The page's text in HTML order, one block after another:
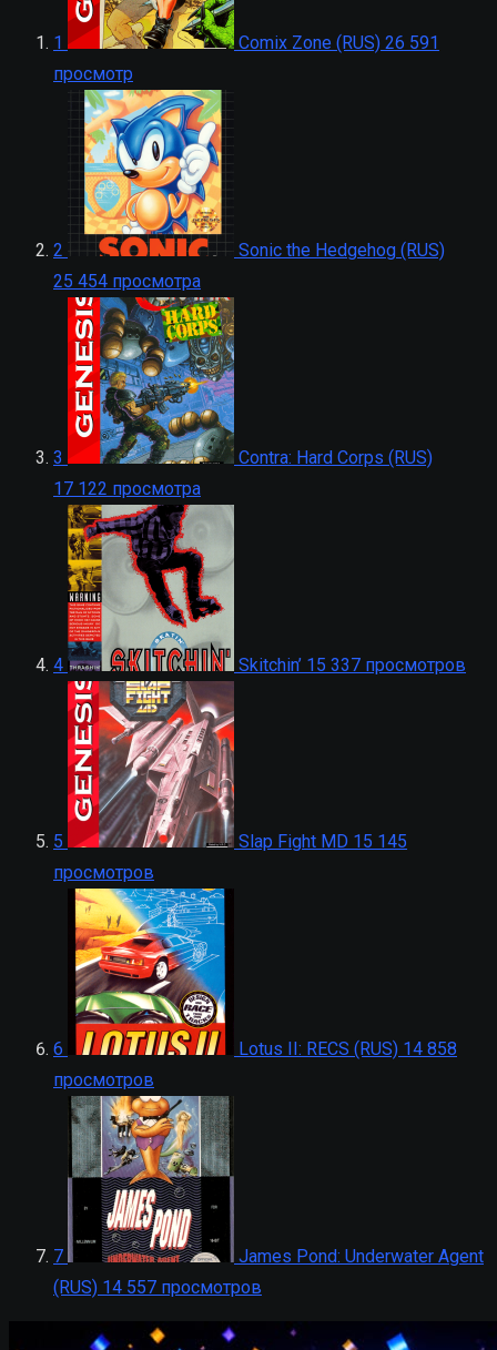
1 Comix Zone (RUS) 26 591
просмотр
2
Sonic the Hedgehog (RUS)
25 454 просмотра
3
Contra: Hard Corps (RUS)
17 122 просмотра
4 Skitchin’ 15 337 просмотров
5 Slap Fight MD 15 145
просмотров
6 Lotus II: RECS (RUS) 14 858
просмотров
7
James Pond: Underwater Agent
(RUS) 14 557 просмотров